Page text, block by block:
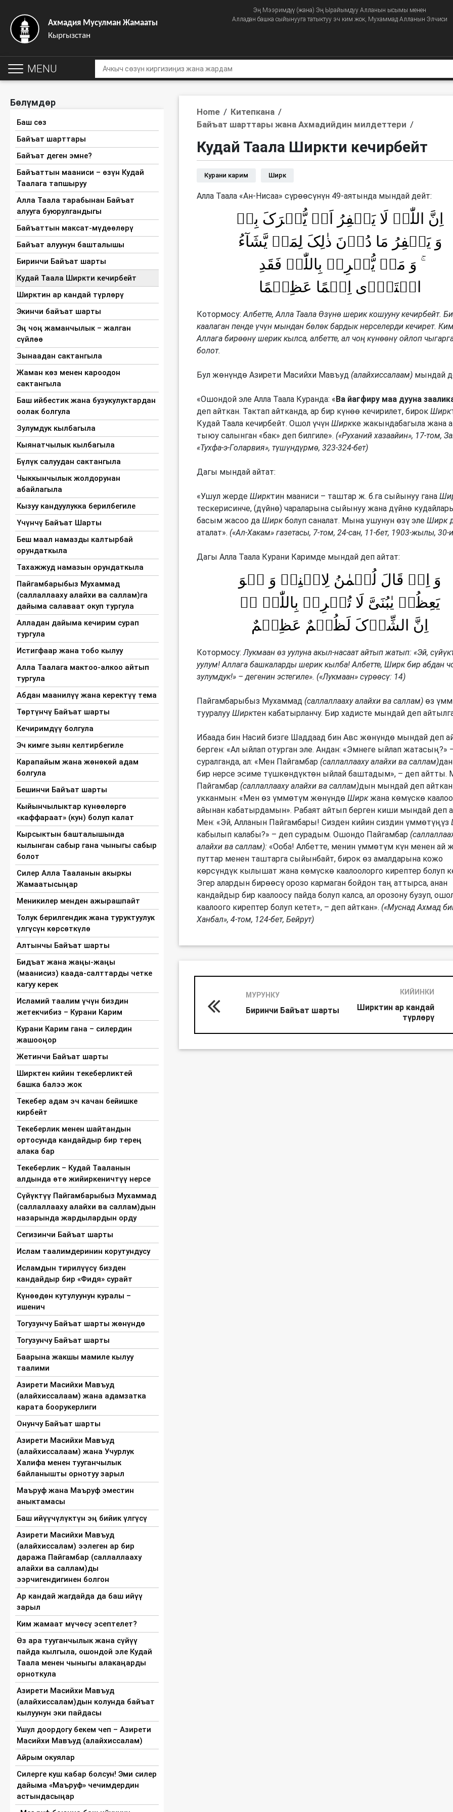
Эң Мээримдүү (жана) Эң Ырайымдуу Алланын ысымы менен
Алладан башка сыйынууга татыктуу эч ким жок, Мухаммад Алланын Элчиси
Ахмадия Мусулман Жамааты
Кыргызстан
MENU
Бөлүмдөр
Баш сөз
Байъат шарттары
Байъат деген эмне?
Байъаттын мааниси – өзүн Кудай
Таалага тапшыруу
Алла Таала тарабынан Байъат
алууга буюрулгандыгы
Байъаттын максат-мүдөөлөрү
Байъат алуунун башталышы
Биринчи Байъат шарты
Кудай Таала Ширкти кечирбейт
Ширктин ар кандай түрлөрү
Экинчи байъат шарты
Эң чоң жаманчылык – жалган
сүйлөө
Зынаадан сактангыла
Жаман көз менен кароодон
сактангыла
Баш ийбестик жана бузукулуктардан
оолак болгула
Зулумдук кылбагыла
Кыянатчылык кылбагыла
Бүлүк салуудан сактангыла
Чыккынчылык жолдорунан
абайлагыла
Кызуу кандуулукка берилбегиле
Үчүнчү Байъат Шарты
Беш маал намазды калтырбай
орундаткыла
Тахажжуд намазын орундаткыла
Пайгамбарыбыз Мухаммад
(саллаллааху алайхи ва саллам)га
дайыма салаваат окуп тургула
Алладан дайыма кечирим сурап
тургула
Истигфаар жана тобо кылуу
Алла Таалага мактоо-алкоо айтып
тургула
Абдан маанилүү жана керектүү тема
Төртүнчү Байъат шарты
Кечиримдүү болгула
Эч кимге зыян келтирбегиле
Карапайым жана жөнөкөй адам
болгула
Бешинчи Байъат шарты
Кыйынчылыктар күнөөлөргө
«каффараат» (кун) болуп калат
Кырсыктын башталышында
кылынган сабыр гана чыныгы сабыр
болот
Силер Алла Тааланын акыркы
Жамаатысыңар
Меникилер менден ажырашпайт
Толук берилгендик жана туруктуулук
үлгүсүн көрсөткүлө
Алтынчы Байъат шарты
Бидъат жана жаңы-жаңы
(маанисиз) каада-салттарды четке
кагуу керек
Исламий таалим үчүн биздин
жетекчибиз – Курани Карим
Курани Карим гана – силердин
жашооңор
Жетинчи Байъат шарты
Ширктен кийин текеберликтей
башка балээ жок
Текебер адам эч качан бейишке
кирбейт
Текеберлик менен шайтандын
ортосунда кандайдыр бир терең
алака бар
Текеберлик – Кудай Тааланын
алдында өтө жийиркеничтүү нерсе
Сүйүктүү Пайгамбарыбыз Мухаммад
(саллаллааху алайхи ва саллам)дын
назарында жардылардын орду
Сегизинчи Байъат шарты
Ислам таалимдеринин корутундусу
Исламдын тирилүүсү бизден
кандайдыр бир «Фидя» сурайт
Күнөөдөн кутулуунун куралы –
ишенич
Тогузунчу Байъат шарты жөнүндө
Тогузунчу Байъат шарты
Баарына жакшы мамиле кылуу
таалими
Азирети Масийхи Мавъуд
(алайхиссалаам) жана адамзатка
карата боорукерлиги
Онунчу Байъат шарты
Азирети Масийхи Мавъуд
(алайхиссалаам) жана Учурлук
Халифа менен тууганчылык
байланышты орнотуу зарыл
Маъруф жана Маъруф эместин
аныктамасы
Баш ийүүчүлүктүн эң бийик үлгүсү
Азирети Масийхи Мавъуд
(алайхиссалам) ээлеген ар бир
даража Пайгамбар (саллаллааху
алайхи ва саллам)ды
ээрчигендигинен болгон
Ар кандай жагдайда да баш ийүү
зарыл
Ким жамаат мүчөсү эсептелет?
Өз ара тууганчылык жана сүйүү
пайда кылгыла, ошондой эле Кудай
Таала менен чыныгы алакаңарды
орноткула
Азирети Масийхи Мавъуд
(алайхиссалам)дын колунда байъат
кылуунун эки пайдасы
Ушул доордогу бекем чеп – Азирети
Масийхи Мавъуд (алайхиссалам)
Айрым окуялар
Силерге куш кабар болсун! Эми силер
дайыма «Маъруф» чечимдердин
астындасыңар
Home / Китепкана /
Байъат шарттары жана Ахмадийдин милдеттери /
Кудай Таала Ширкти кечирбейт
Курани карим Ширк
Алла Таала «Ан-Нисаа» сүрөөсүнүн 49-аятында мындай дейт:
اِنَّ اللّٰہَ لَا یَغۡفِرُ اَنۡ یُّشۡرَکَ بِہٖ
وَ یَغۡفِرُ مَا دُوۡنَ ذٰلِکَ لِمَنۡ یَّشَآءُ
ۚ وَ مَنۡ یُّشۡرِکۡ بِاللّٰہِ فَقَدِ
افۡتَرٰۤی اِثۡمًا عَظِیۡمًا
Котормосу:Албетте, Алла Таала Өзүнө шерик кошууну кечирбейт.
каалаган пенде үчүн мындан бөлөк бардык нерселерди кечирет.
Аллага бирөөнү шерик кылса, албетте, ал чоң күнөөнү ойлоп
болот.
Бул жөнүндө Азирети Масийхи Мавъуд (алайхиссалаам)мындай
«Ошондой эле Алла Таала Куранда: «Ва йагфиру маа дууна
деп айткан. Тактап айтканда, ар бир күнөө кечирилет, бирок Ширк
Кудай Таала кечирбейт. Ошол үчүн Ширкке жакындабагыла жана
тыюу салынган «бак» деп билгиле». («Руханий хазаайин», 17-том,
«Тухфа-э-Голарвия», түшүндүрмө, 323-324-бет)
Дагы мындай айтат:
«Ушул жерде Ширктин мааниси – таштар ж. б.га сыйынуу гана
тескерисинче, (дүйнө) чараларына сыйынуу жана дүйнө
басым жасоо да Ширкболуп саналат. Мына ушунун өзү эле Ширк
аталат». («Ал-Хакам» газетасы, 7-том, 24-сан, 11-бет, 1903-жылы, 30-
Дагы Алла Таала Курани Каримде мындай деп айтат:
وَ اِذۡ قَالَ لُقۡمٰنُ لِابۡنِہٖ وَ ہُوَ
یَعِظُہٗ یٰبُنَیَّ لَا تُشۡرِکۡ بِاللّٰہِ ؕؔ
اِنَّ الشِّرۡکَ لَظُلۡمٌ عَظِیۡمٌ
Котормосу:Лукмаан өз уулуна акыл-насаат айтып жатып: «Эй,
уулум! Аллага башкаларды шерик кылба! Албетте, Ширк бир абдан
зулумдук!» – дегенин эстегиле». («Лукмаан» сүрөөсү: 14)
Пайгамбарыбыз Мухаммад (саллаллааху алайхи ва саллам)өз
тууралуу Ширктен кабатырланчу. Бир хадисте мындай деп
Ибаада бин Насий бизге Шаддаад бин Авс жөнүндө мындай деп
берген: «Ал ыйлап отурган эле. Андан: «Эмнеге ыйлап жатасың?»
суралганда, ал: «Мен Пайгамбар (саллаллааху алайхи ва саллам)
бир нерсе эсиме түшкөндүктөн ыйлай баштадым», – деп айтты.
Пайгамбар (саллаллааху алайхи ва саллам)дын мындай деп
укканмын: «Мен өз үммөтүм жөнүндө Ширкжана көмүскө
айынан кабатырдамын». Рабаят айтып берген киши мындай деп
Мен: «Эй, Алланын Пайгамбары! Сизден кийин сиздин үммөтүңүз
кабылып калабы?» – деп сурадым. Ошондо Пайгамбар
алайхи ва саллам):«Ооба! Албетте, менин үммөтүм күн менен ай
путтар менен таштарга сыйынбайт, бирок өз амалдарына кожо
көрсүндүк кылышат жана көмүскө каалоолорго кирептер болуп
Эгер алардын бирөөсү орозо кармаган бойдон таң аттырса, анан
кандайдыр бир каалоосу пайда болуп калса, ал орозону бузуп,
каалоого кирептер болуп кетет», – деп айткан». («Муснад Ахмад
Ханбал», 4-том, 124-бет, Бейрут)
МУРУНКУ
Биринчи Байъат шарты
КИЙИНКИ
Ширктин ар кандай
түрлөрү